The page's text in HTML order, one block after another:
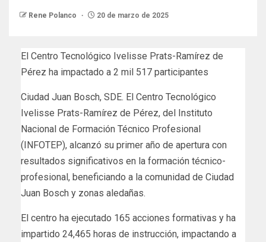
Rene Polanco 20 de marzo de 2025
El Centro Tecnológico Ivelisse Prats-Ramírez de
Pérez ha impactado a 2 mil 517 participantes
Ciudad Juan Bosch, SDE. El Centro Tecnológico
Ivelisse Prats-Ramírez de Pérez, del Instituto
Nacional de Formación Técnico Profesional
(INFOTEP), alcanzó su primer año de apertura con
resultados significativos en la formación técnico-
profesional, beneficiando a la comunidad de Ciudad
Juan Bosch y zonas aledañas.
El centro ha ejecutado 165 acciones formativas y ha
impartido 24,465 horas de instrucción, impactando a